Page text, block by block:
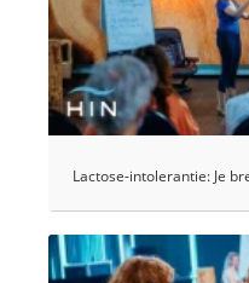
Lactose-intolerantie: Je